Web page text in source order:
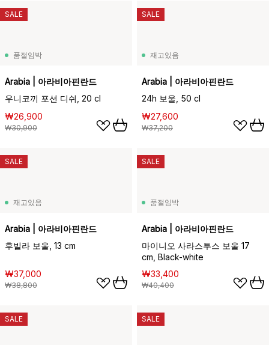
품절임박
Arabia | 아라비아핀란드
우니코끼 포션 디쉬, 20 cl
₩26,900
₩30,900
SALE
재고있음
Arabia | 아라비아핀란드
24h 보울, 50 cl
₩27,600
₩37,200
SALE
재고있음
Arabia | 아라비아핀란드
후빌라 보울, 13 cm
₩37,000
₩38,800
SALE
품절임박
Arabia | 아라비아핀란드
마이니오 사라스투스 보울 17
cm, Black-white
₩33,400
₩40,400
SALE
SALE SALE